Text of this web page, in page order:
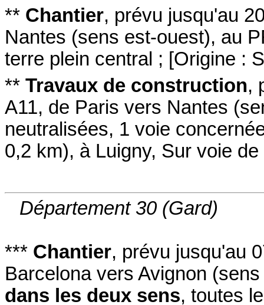
** Chantier, prévu jusqu'au
Nantes (sens est-ouest), au
terre plein central ; [Origine :
** Travaux de construction,
A11, de Paris vers Nantes
neutralisées, 1 voie
0,2 km), à Luigny, Sur voie
Département 30 (Gard)
*** Chantier, prévu jusqu'au
Barcelona vers Avignon
dans les deux sens, toutes